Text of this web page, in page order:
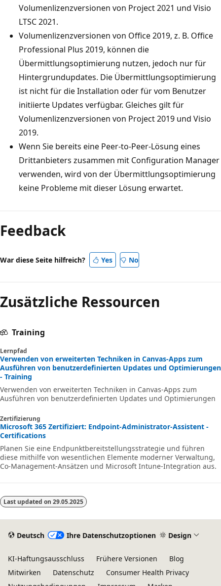
Volumenlizenzversionen von Project 2021 und Visio
LTSC 2021.
Volumenlizenzversionen von Office 2019, z. B. Office
Professional Plus 2019, können die
Übermittlungsoptimierung nutzen, jedoch nur für
Hintergrundupdates. Die Übermittlungsoptimierung
ist nicht für die Installation oder für vom Benutzer
initiierte Updates verfügbar. Gleiches gilt für
Volumenlizenzversionen von Project 2019 und Visio
2019.
Wenn Sie bereits eine Peer-to-Peer-Lösung eines
Drittanbieters zusammen mit Configuration Manager
verwenden, wird von der Übermittlungsoptimierung
keine Probleme mit dieser Lösung erwartet.
Feedback
War diese Seite hilfreich? Yes No
Zusätzliche Ressourcen
Training
Lernpfad
Verwenden von erweiterten Techniken in Canvas-Apps zum
Ausführen von benutzerdefinierten Updates und Optimierungen
- Training
Verwenden von erweiterten Techniken in Canvas-Apps zum
Ausführen von benutzerdefinierten Updates und Optimierungen
Zertifizierung
Microsoft 365 Zertifiziert: Endpoint-Administrator-Assistent -
Certifications
Planen Sie eine Endpunktbereitstellungsstrategie und führen
diese mithilfe von wesentlichen Elemente moderner Verwaltung,
Co-Management-Ansätzen und Microsoft Intune-Integration aus.
Last updated on 29.05.2025
Deutsch Ihre Datenschutzoptionen Design
KI-Haftungsausschluss Frühere Versionen
Blog
Mitwirken
Datenschutz
Consumer Health Privacy